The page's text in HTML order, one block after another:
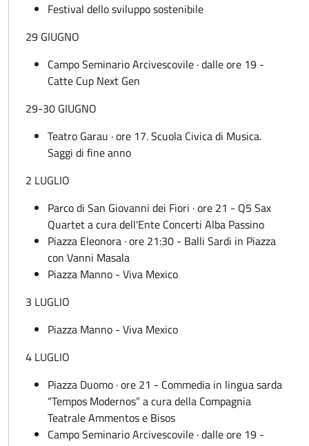
Festival dello sviluppo sostenibile
29 GIUGNO
Campo Seminario Arcivescovile · dalle ore 19 -
Catte Cup Next Gen
29-30 GIUGNO
Teatro Garau · ore 17. Scuola Civica di Musica.
Saggi di fine anno
2 LUGLIO
Parco di San Giovanni dei Fiori · ore 21 - Q5 Sax
Quartet a cura dell'Ente Concerti Alba Passino
Piazza Eleonora · ore 21:30 - Balli Sardi in Piazza
con Vanni Masala
Piazza Manno - Viva Mexico
3 LUGLIO
Piazza Manno - Viva Mexico
4 LUGLIO
Piazza Duomo · ore 21 - Commedia in lingua sarda
“Tempos Modernos” a cura della Compagnia
Teatrale Ammentos e Bisos
Campo Seminario Arcivescovile · dalle ore 19 -